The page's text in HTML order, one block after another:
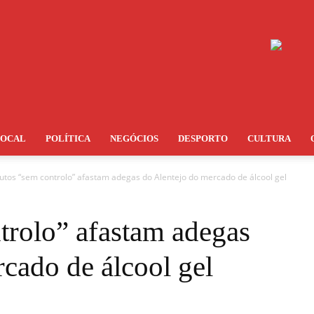
POLÍTICA NEGÓCIOS DESPORTO CULTURA
“sem controlo” afastam adegas do Alentejo do mercado de álcool gel
afastam adegas
de álcool gel